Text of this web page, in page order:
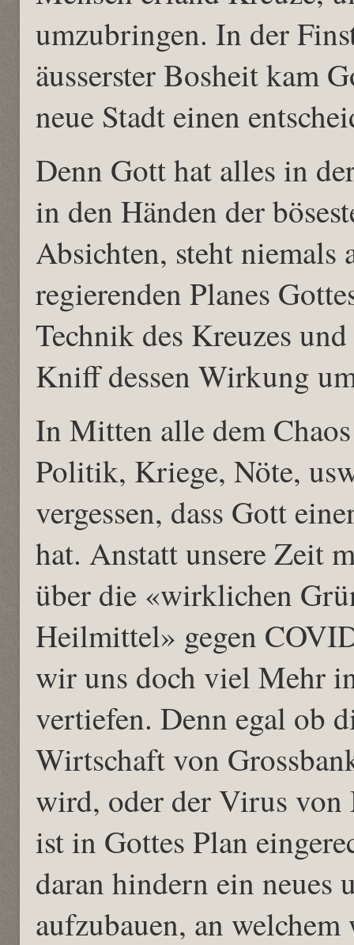
umzubringen. In der
äusserster Bosheit kam
neue Stadt einen
Denn Gott hat alles in
in den Händen der
Absichten, steht niemals
regierenden Planes
Technik des Kreuzes
Kniff dessen Wirkung
In Mitten alle dem
Politik, Kriege, Nöte,
vergessen, dass Gott
hat. Anstatt unsere Zeit
über die «wirklichen
Heilmittel» gegen
wir uns doch viel Mehr
vertiefen. Denn egal ob
Wirtschaft von
wird, oder der Virus von
ist in Gottes Plan
daran hindern ein neues
aufzubauen, an